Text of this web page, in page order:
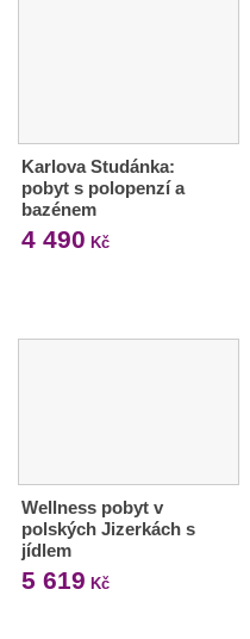
Karlova Studánka:
pobyt s polopenzí a
bazénem
4 490 Kč
Wellness pobyt v
polských Jizerkách s
jídlem
5 619 Kč